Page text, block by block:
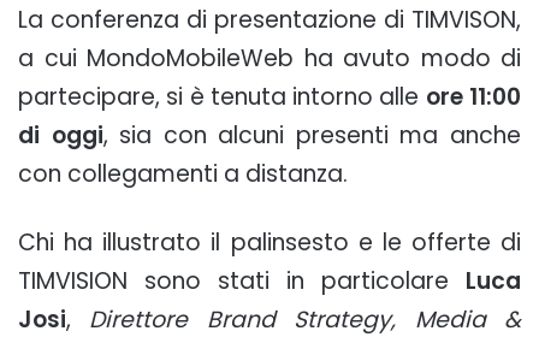
La conferenza di presentazione di TIMVISON,
a cui MondoMobileWeb ha avuto modo di
partecipare, si è tenuta intorno alle ore 11:00
di oggi, sia con alcuni presenti ma anche
con collegamenti a distanza.
Chi ha illustrato il palinsesto e le offerte di
TIMVISION sono stati in particolare Luca
Josi, Direttore Brand Strategy, Media &